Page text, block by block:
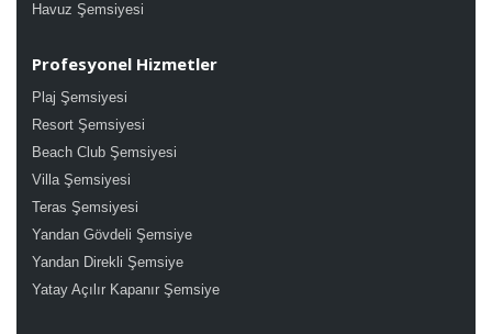
Havuz Şemsiyesi
Profesyonel Hizmetler
Plaj Şemsiyesi
Resort Şemsiyesi
Beach Club Şemsiyesi
Villa Şemsiyesi
Teras Şemsiyesi
Yandan Gövdeli Şemsiye
Yandan Direkli Şemsiye
Yatay Açılır Kapanır Şemsiye